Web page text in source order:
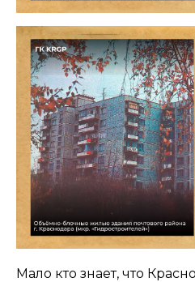
Мало кто знает, что